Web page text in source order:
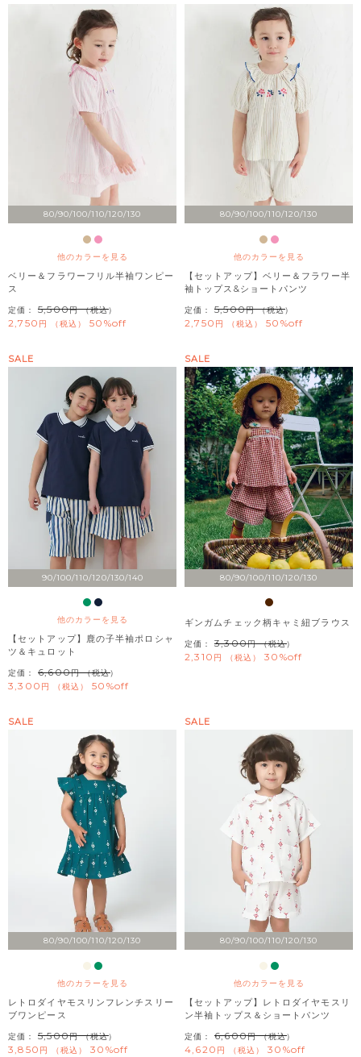
80/90/100/110/120/130
他のカラーを見る
ベリー＆フラワーフリル半袖ワンピー
ス
定価： 5,500 （税込）
2,750 税込 50%off
80/90/100/110/120/130
他のカラーを見る
【セットアップ】ベリー＆フラワー半
袖トップス&ショートパンツ
定価： 5,500 （税込）
2,750 税込 50%off
90/100/110/120/130/140
他のカラーを見る
SALE
【セットアップ】鹿の子半袖ポロシャ
ツ＆キュロット
定価： 6,600 （税込）
3,300 税込 50%off
80/90/100/110/120/130
SALE
ギンガムチェック柄キャミ紐ブラウス
定価： 3,300 （税込）
2,310 税込 30%off
80/90/100/110/120/130
他のカラーを見る
SALE
レトロダイヤモスリンフレンチスリー
ブワンピース
定価： 5,500 （税込）
3,850 税込 30%off
80/90/100/110/120/130
他のカラーを見る
SALE
【セットアップ】レトロダイヤモスリ
ン半袖トップス＆ショートパンツ
定価： 6,600 （税込）
4,620 税込 30%off